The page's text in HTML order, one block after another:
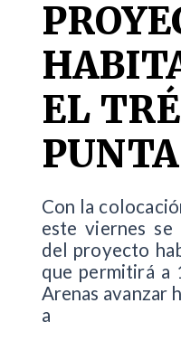
EL
Con la
este viernes
del proyecto
que permitirá a
Arenas avanzar
a